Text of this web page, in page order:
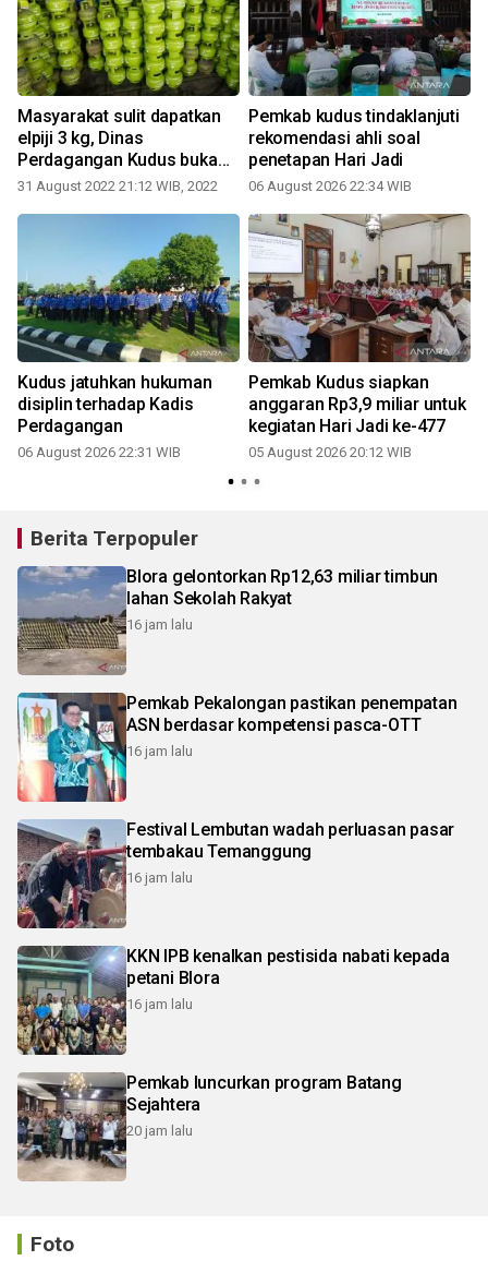
Masyarakat sulit dapatkan
elpiji 3 kg, Dinas
Perdagangan Kudus buka
layanan pengaduan
31 August 2022 21:12 WIB, 2022
Pemkab kudus tindaklanjuti
rekomendasi ahli soal
penetapan Hari Jadi
06 August 2026 22:34 WIB
Kudus jatuhkan hukuman
disiplin terhadap Kadis
Perdagangan
06 August 2026 22:31 WIB
Pemkab Kudus siapkan
anggaran Rp3,9 miliar untuk
kegiatan Hari Jadi ke-477
05 August 2026 20:12 WIB
Berita Terpopuler
Blora gelontorkan Rp12,63 miliar timbun
lahan Sekolah Rakyat
16 jam lalu
Pemkab Pekalongan pastikan penempatan
ASN berdasar kompetensi pasca-OTT
16 jam lalu
Festival Lembutan wadah perluasan pasar
tembakau Temanggung
16 jam lalu
KKN IPB kenalkan pestisida nabati kepada
petani Blora
16 jam lalu
Pemkab luncurkan program Batang
Sejahtera
20 jam lalu
Foto